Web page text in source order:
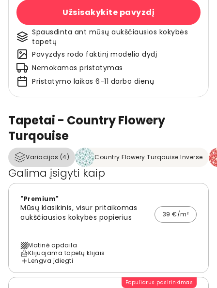
Tapetai - Country Flowery
Turqouise
Variacijos (4) Country Flowery Turqouise Inverse
Galima įsigyti kaip
"Premium"
Mūsų klasikinis, visur pritaikomas
aukščiausios kokybės popierius
39 €/m²
Matinė apdaila
Klijuojama tapetų klijais
Lengva įdiegti
Populiarus pasirinkimas
Užsisakykite pavyzdį
Spausdinta ant mūsų aukščiausios kokybės
tapetų
Pavyzdys rodo faktinį modelio dydį
Nemokamas pristatymas
Pristatymo laikas 6-11 darbo dienų